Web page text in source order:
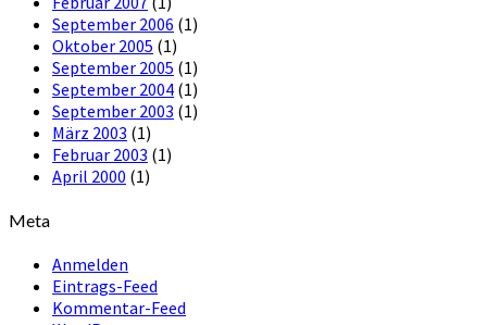
September 2006 (1)
Oktober 2005 (1)
September 2005 (1)
September 2004 (1)
September 2003 (1)
März 2003 (1)
Februar 2003 (1)
April 2000 (1)
Meta
Anmelden
Eintrags-Feed
Kommentar-Feed